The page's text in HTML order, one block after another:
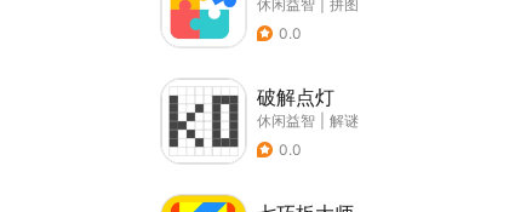
休闲益智
拼图
0.0
破解点灯
休闲益智
解谜
0.0